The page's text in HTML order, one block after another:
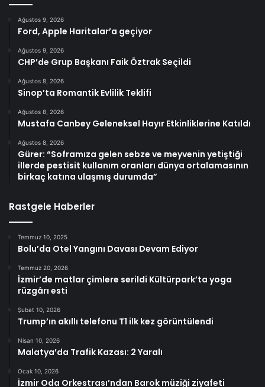
Ağustos 9, 2026
Ford, Apple Haritalar’a geçiyor
Ağustos 9, 2026
CHP’de Grup Başkanı Faik Öztrak Seçildi
Ağustos 8, 2026
Sinop’ta Romantik Evlilik Teklifi
Ağustos 8, 2026
Mustafa Canbey Geleneksel Hayır Etkinliklerine Katıldı
Ağustos 8, 2026
Gürer: “Soframıza gelen sebze ve meyvenin yetiştiği
illerde pestisit kullanım oranları dünya ortalamasının
birkaç katına ulaşmış durumda”
Rastgele Haberler
Temmuz 10, 2025
Bolu’da Otel Yangını Davası Devam Ediyor
Temmuz 20, 2026
İzmir’de matlar çimlere serildi Kültürpark’ta yoga
rüzgârı esti
Şubat 10, 2026
Trump’ın akıllı telefonu T1 ilk kez görüntülendi
Nisan 10, 2026
Malatya’da Trafik Kazası: 2 Yaralı
Ocak 10, 2026
İzmir Oda Orkestrası’ndan Barok müziği ziyafeti